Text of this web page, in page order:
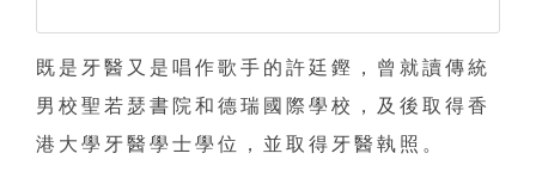
既是牙醫又是唱作歌手的許廷鏗，曾就讀傳統
男校聖若瑟書院和德瑞國際學校，及後取得香
港大學牙醫學士學位，並取得牙醫執照。